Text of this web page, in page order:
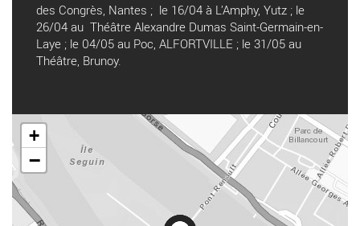
des Congrès, Nantes ; le 16/04 à L’Amphy, Yutz ; le
26/04 au Théâtre Alexandre Dumas Saint-Germain-en-
Laye ; le 04/05 au Poc, ALFORTVILLE ; le 31/05 au
Théâtre, Brunoy.
+
−